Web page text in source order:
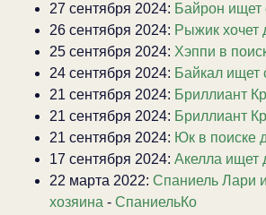
27 сентября 2024: Байрон
26 сентября 2024: Рыжик хочет
25 сентября 2024: Хэппи в
24 сентября 2024: Байкал ищет
21 сентября 2024: Бриллиант
21 сентября 2024: Бриллиант
21 сентября 2024: Юк в поиске
17 сентября 2024: Акелла ищет
22 марта 2022: Спаниель Лари
хозяина - СпаниельКо